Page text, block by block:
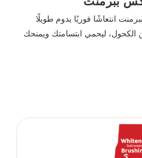
بلاكس ببرمنت انتعاشًا فوريًا يدوم طويلًا
من الكحول، ليحمي ابتسامتك ويمنحك